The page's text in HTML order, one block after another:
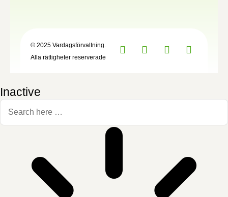
© 2025 Vardagsförvaltning.
Alla rättigheter reserverade
Inactive